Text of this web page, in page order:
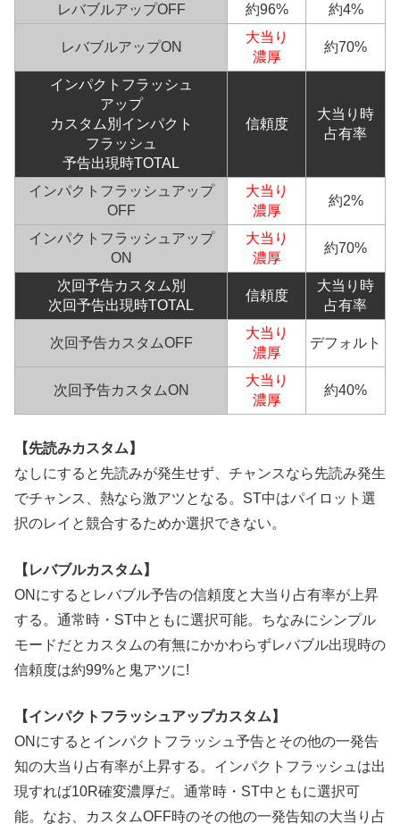
レバブルアップOFF
約96% 約4%
レバブルアップON
大当り
濃厚
約70%
インパクト フラッシュ
アップ
カスタム別インパクト
フラッシュ
予告出現時TOTAL
信頼度
大当り時
占有率
インパクトフラッシュアップ
OFF
大当り
濃厚
約2%
インパクトフラッシュアップ
ON
大当り
濃厚
約70%
次回予告カスタム別
次回予告出現時TOTAL
信頼度
大当り時
占有率
次回予告カスタムOFF
大当り
濃厚
デフォルト
次回予告カスタムON
大当り
濃厚
約40%
【先読みカスタム】
なしにすると先読みが発生せず、チャンスなら先読み発生
でチャンス、熱なら激アツとなる。ST中はパイロット選
択のレイと競合するためか選択できない。
【レバブルカスタム】
ONにするとレバブル予告の信頼度と大当り占有率が上昇
する。通常時・ST中ともに選択可能。ちなみにシンプル
モードだとカスタムの有無にかかわらずレバブル出現時の
信頼度は約99%と鬼アツに!
【インパクトフラッシュアップカスタム】
ONにするとインパクトフラッシュ予告とその他の一発告
知の大当り占有率が上昇する。インパクトフラッシュは出
現すれば10R確変濃厚だ。通常時・ST中ともに選択可
能。なお、カスタムOFF時のその他の一発告知の大当り占